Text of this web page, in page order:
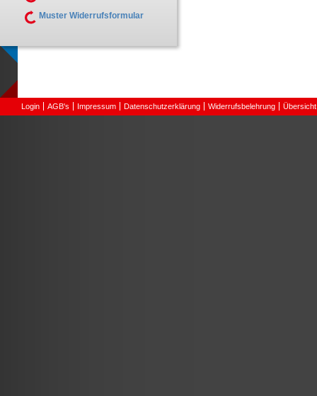
Muster Widerrufsformular
Login AGB's Impressum Datenschutzerklärung Widerrufsbelehrung